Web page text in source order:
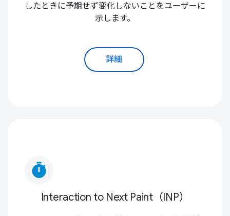
したときに予期せず変化しないことをユーザーに
示します。
詳細
timer
Interaction to Next Paint（INP）